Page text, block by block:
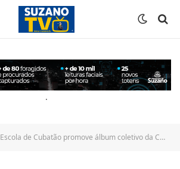
.
Escola de Cubatão promove álbum coletivo da Copa do Mundo entre alunos